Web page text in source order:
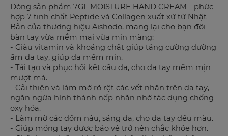
Dòng sản phẩm 7GF MOISTURE HAND CREAM - phức
hợp 7 tinh chất Peptide và Collagen xuất xứ từ Nhật
Bản của thương hiệu Aishodo, mang lại cho bạn đôi
bàn tay vừa mềm mại vừa mịn màng:
- Giàu vitamin và khoáng chất giúp tăng cường dưỡng
ẩm da tay, giúp da mềm mịn.
- Tái tạo và phục hồi kết cấu da, cho da tay mềm mịn
mượt mà.
- Cải thiện và làm mờ rõ rệt các vết nhăn trên da tay,
ngăn ngừa hình thành nếp nhăn nhờ tác dụng chống
oxy hóa.
- Làm mờ các đốm nâu, sáng da, cho da tay đều màu.
- Giúp móng tay được bảo vệ trở nên chắc khỏe hơn.